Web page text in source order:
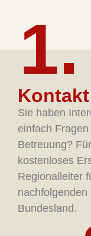
1.
Sie haben
einfach
Betreuung?
kostenloses
Regionalleiter
Bundesland.